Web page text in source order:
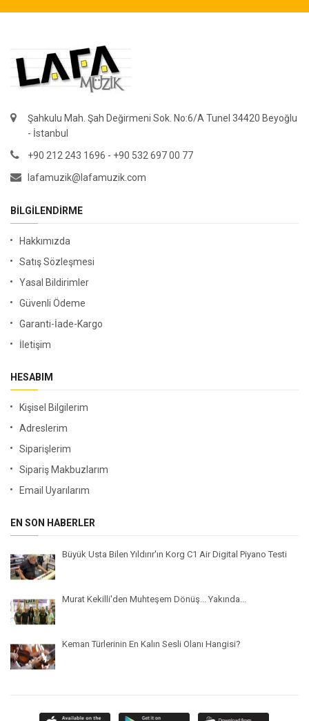
Şahkulu Mah. Şah Değirmeni Sok. No:6/A Tunel 34420 Beyoğlu
- İstanbul
+90 212 243 1696 - +90 532 697 00 77
lafamuzik@lafamuzik.com
BILGILENDIRME
Hakkımızda
Satış Sözleşmesi
Yasal Bildirimler
Güvenli Ödeme
Garanti-İade-Kargo
İletişim
HESABIM
Kişisel Bilgilerim
Adreslerim
Siparişlerim
Sipariş Makbuzlarım
Email Uyarılarım
EN SON HABERLER
Büyük Usta Bilen Yıldırır'ın Korg C1 Air Digital Piyano Testi
Murat Kekilli'den Muhteşem Dönüş... Yakında...
Keman Türlerinin En Kalın Sesli Olanı Hangisi?